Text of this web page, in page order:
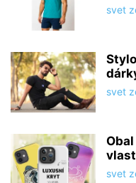
svet
svet
svet